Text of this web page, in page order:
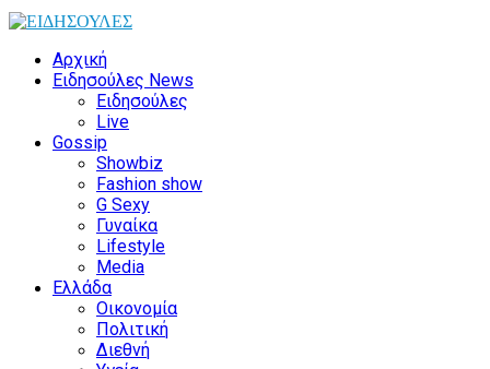
Αρχική
Ειδησούλες News
Ειδησούλες
Live
Gossip
Showbiz
Fashion show
G Sexy
Γυναίκα
Lifestyle
Media
Ελλάδα
Οικονομία
Πολιτική
Διεθνή